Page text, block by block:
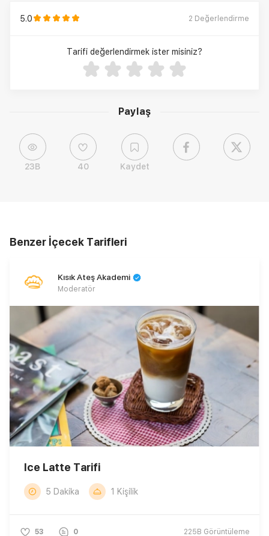
Paylaş
23B 40 Kaydet
5.0 2 Değerlendirme
Tarifi değerlendirmek ister misiniz?
Benzer İçecek Tarifleri
Kısık Ateş Akademi
Moderatör
Ice Latte Tarifi
5 Dakika 1 Kişilik
53 0 225B Görüntüleme